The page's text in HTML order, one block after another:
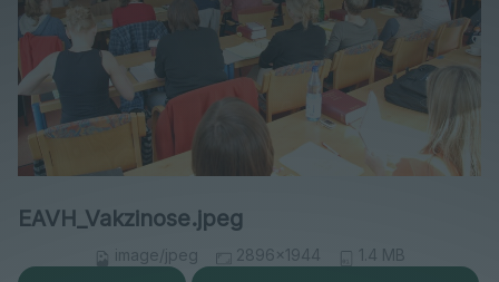
EAVH_Vakzinose.jpeg
image/jpeg 2896x1944
1.4 MB